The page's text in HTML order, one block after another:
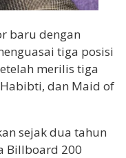
baru dengan
tiga posisi
merilis tiga
dan Maid of
sejak dua tahun
Billboard 200